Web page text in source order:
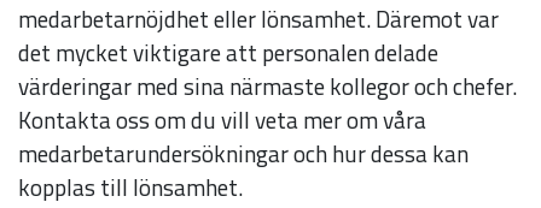
medarbetarnöjdhet eller lönsamhet. Däremot var
det mycket viktigare att personalen delade
värderingar med sina närmaste kollegor och chefer.
Kontakta oss om du vill veta mer om våra
medarbetarundersökningar och hur dessa kan
kopplas till lönsamhet.
över huvud
taget ska
fungera.
Statistik